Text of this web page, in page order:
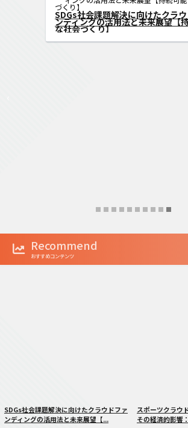
SDGs型クラウドフ
を広げる方法 SDGs社会
ンディン
な社会づ
Recommend
おすすめコンテンツ
SDGs社会課題解決に向けたクラウドファ
ンディングの活用法と未来展望【...
スポーツクラウ
その経済的影響